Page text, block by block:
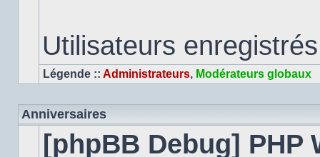
Utilisateurs
Légende :: Administrateurs, Modérateurs globaux
Anniversaires
[phpBB Debug] PHP